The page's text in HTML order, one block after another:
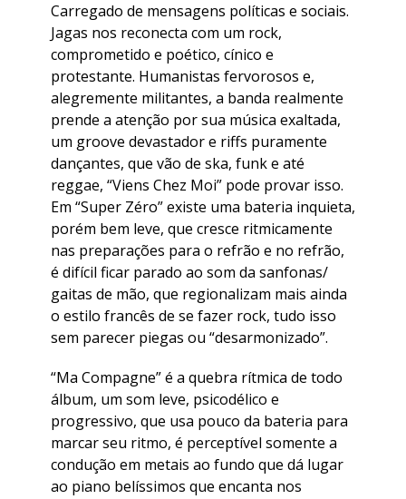
Carregado de mensagens políticas e sociais.
Jagas nos reconecta com um rock,
comprometido e poético, cínico e
protestante. Humanistas fervorosos e,
alegremente militantes, a banda realmente
prende a atenção por sua música exaltada,
um groove devastador e riffs puramente
dançantes, que vão de ska, funk e até
reggae, “Viens Chez Moi” pode provar isso.
Em “Super Zéro” existe uma bateria inquieta,
porém bem leve, que cresce ritmicamente
nas preparações para o refrão e no refrão,
é difícil ficar parado ao som da sanfonas/
gaitas de mão, que regionalizam mais ainda
o estilo francês de se fazer rock, tudo isso
sem parecer piegas ou “desarmonizado”.
“Ma Compagne” é a quebra rítmica de todo
álbum, um som leve, psicodélico e
progressivo, que usa pouco da bateria para
marcar seu ritmo, é perceptível somente a
condução em metais ao fundo que dá lugar
ao piano belíssimos que encanta nos